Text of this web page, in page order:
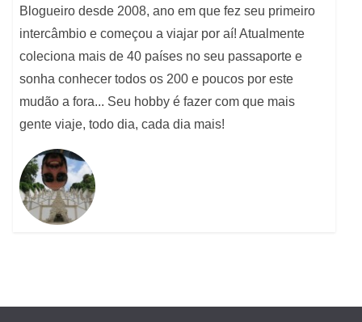
Blogueiro desde 2008, ano em que fez seu primeiro
intercâmbio e começou a viajar por aí! Atualmente
coleciona mais de 40 países no seu passaporte e
sonha conhecer todos os 200 e poucos por este
mudão a fora... Seu hobby é fazer com que mais
gente viaje, todo dia, cada dia mais!